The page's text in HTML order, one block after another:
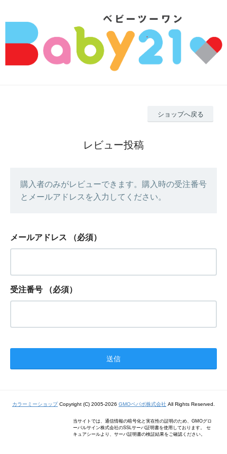
ショップへ戻る
レビュー投稿
購入者のみがレビューできます。購入時の受注番号
とメールアドレスを入力してください。
メールアドレス （必須）
受注番号 （必須）
カラーミーショップCopyright (C) 2005-2026 GMOペパボ株式会社 All Rights Reserved.
当サイトでは、通信情報の暗号化と実在性の証明のため、GMOグロ
ーバルサイン株式会社のSSLサーバ証明書を使用しております。 セ
キュアシールより、サーバ証明書の検証結果をご確認ください。